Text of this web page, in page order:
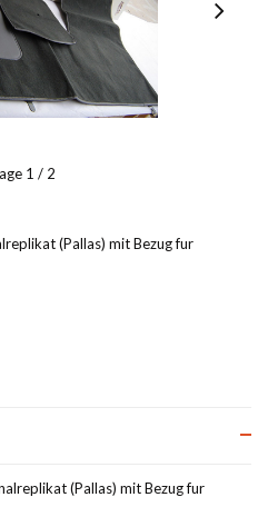
1 / 2
(Pallas) mit Bezug fur
(Pallas) mit Bezug fur